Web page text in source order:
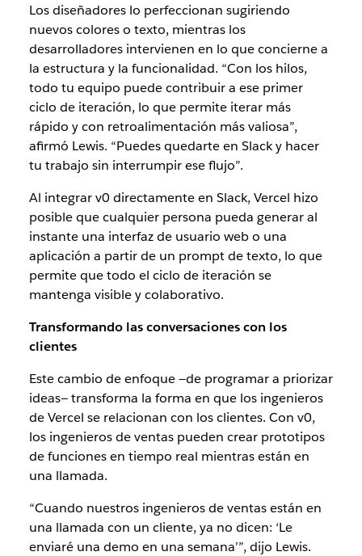
Los diseñadores lo perfeccionan sugiriendo
nuevos colores o texto, mientras los
desarrolladores intervienen en lo que concierne a
la estructura y la funcionalidad. “Con los hilos,
todo tu equipo puede contribuir a ese primer
ciclo de iteración, lo que permite iterar más
rápido y con retroalimentación más valiosa”,
afirmó Lewis. “Puedes quedarte en Slack y hacer
tu trabajo sin interrumpir ese flujo”.
Al integrar v0 directamente en Slack, Vercel hizo
posible que cualquier persona pueda generar al
instante una interfaz de usuario web o una
aplicación a partir de un prompt de texto, lo que
permite que todo el ciclo de iteración se
mantenga visible y colaborativo.
Transformando las conversaciones con los
clientes
Este cambio de enfoque —de programar a priorizar
ideas— transforma la forma en que los ingenieros
de Vercel se relacionan con los clientes. Con v0,
los ingenieros de ventas pueden crear prototipos
de funciones en tiempo real mientras están en
una llamada.
“Cuando nuestros ingenieros de ventas están en
una llamada con un cliente, ya no dicen: ‘Le
enviaré una demo en una semana’”, dijo Lewis.